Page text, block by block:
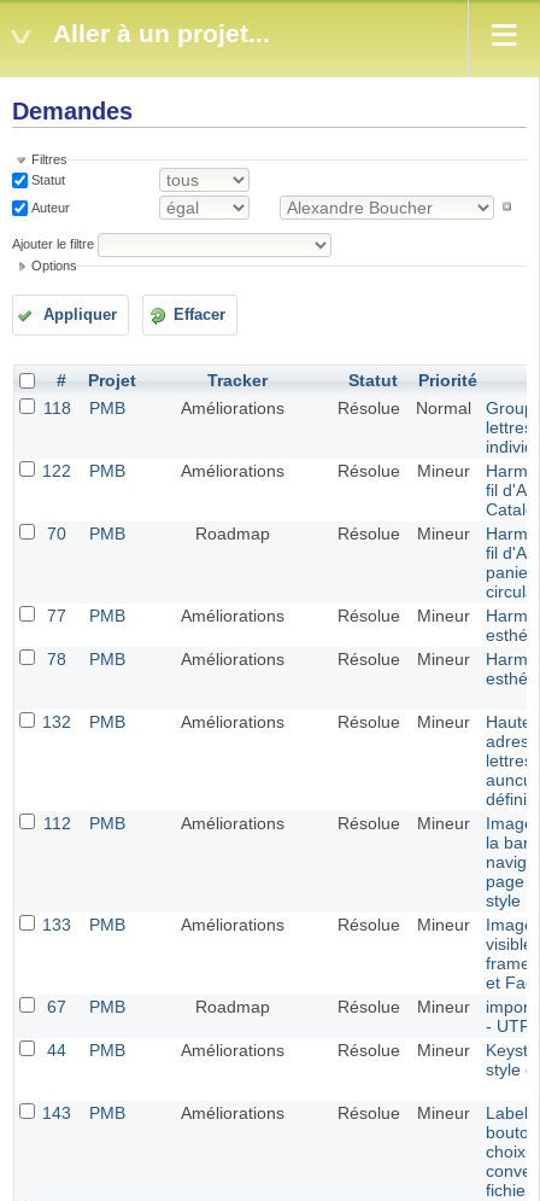
Aller à un projet...
Demandes
Filtres
Statut
Auteur
Ajouter le filtre
Options
Appliquer Effacer
# Projet Tracker Statut Priorité
118
PMB Améliorations Résolue Normal
lettres
122
PMB Améliorations Résolue Mineur
fil
70
PMB Roadmap Résolue Mineur
fil
77
PMB Améliorations Résolue Mineur
78
PMB Améliorations Résolue Mineur
132 PMB Améliorations Résolue Mineur
lettres
défini
112
PMB Améliorations Résolue Mineur
Image
la
page
style
133
PMB Améliorations Résolue Mineur
Image
visible
et
67
PMB Roadmap Résolue Mineur
- UTF-
44
PMB Améliorations Résolue Mineur
style
143 PMB Améliorations Résolue Mineur
Label
choix
fichier